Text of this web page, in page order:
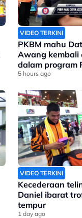
VIDEO TERKINI
PKBM mahu
Awang kembali
dalam program
Olimpik 2028
5 hours ago
VIDEO TERKINI
Kecederaan
Daniel ibarat
tempur
1 day ago